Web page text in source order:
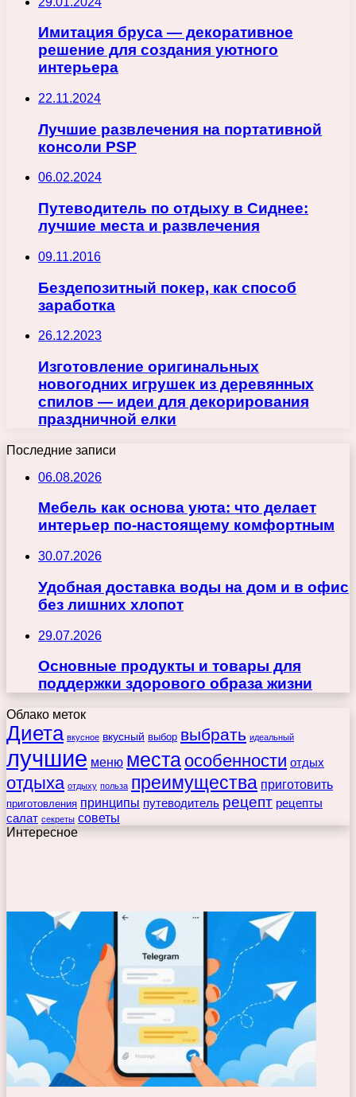
Имитация бруса — декоративное
решение для создания уютного
интерьера
22.11.2024
Лучшие развлечения на портативной
консоли PSP
06.02.2024
Путеводитель по отдыху в Сиднее:
лучшие места и развлечения
09.11.2016
Бездепозитный покер, как способ
заработка
26.12.2023
Изготовление оригинальных
новогодних игрушек из деревянных
спилов — идеи для декорирования
праздничной елки
Последние записи
06.08.2026
Мебель как основа уюта: что делает
интерьер по-настоящему комфортным
30.07.2026
Удобная доставка воды на дом и в офис
без лишних хлопот
29.07.2026
Основные продукты и товары для
поддержки здорового образа жизни
Облако меток
Диета вкусное вкусный выбор выбрать идеальный
лучшие меню места особенности отдых
отдыха отдыху польза преимущества приготовить
приготовления принципы путеводитель рецепт рецепты
салат секреты советы
Интересное